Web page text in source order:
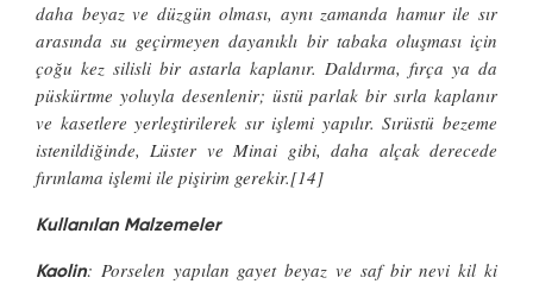
daha beyaz ve düzgün olması, aynı zamanda hamur ile sır
arasında su geçirmeyen dayanıklı bir tabaka oluşması için
çoğu kez silisli bir astarla kaplanır. Daldırma, fırça ya da
püskürtme yoluyla desenlenir; üstü parlak bir sırla kaplanır
ve kasetlere yerleştirilerek sır işlemi yapılır. Sırüstü bezeme
istenildiğinde, Lüster ve Minai gibi, daha alçak derecede
fırınlama işlemi ile pişirim gerekir.[14]
Kullanılan Malzemeler
Kaolin: Porselen yapılan gayet beyaz ve saf bir nevi kil ki